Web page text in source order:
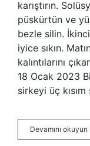
karıştırın.
püskürtün ve
bezle silin.
iyice sıkın.
kalıntılarını
18 Ocak 2023
sirkeyi üç
Devamını okuyun